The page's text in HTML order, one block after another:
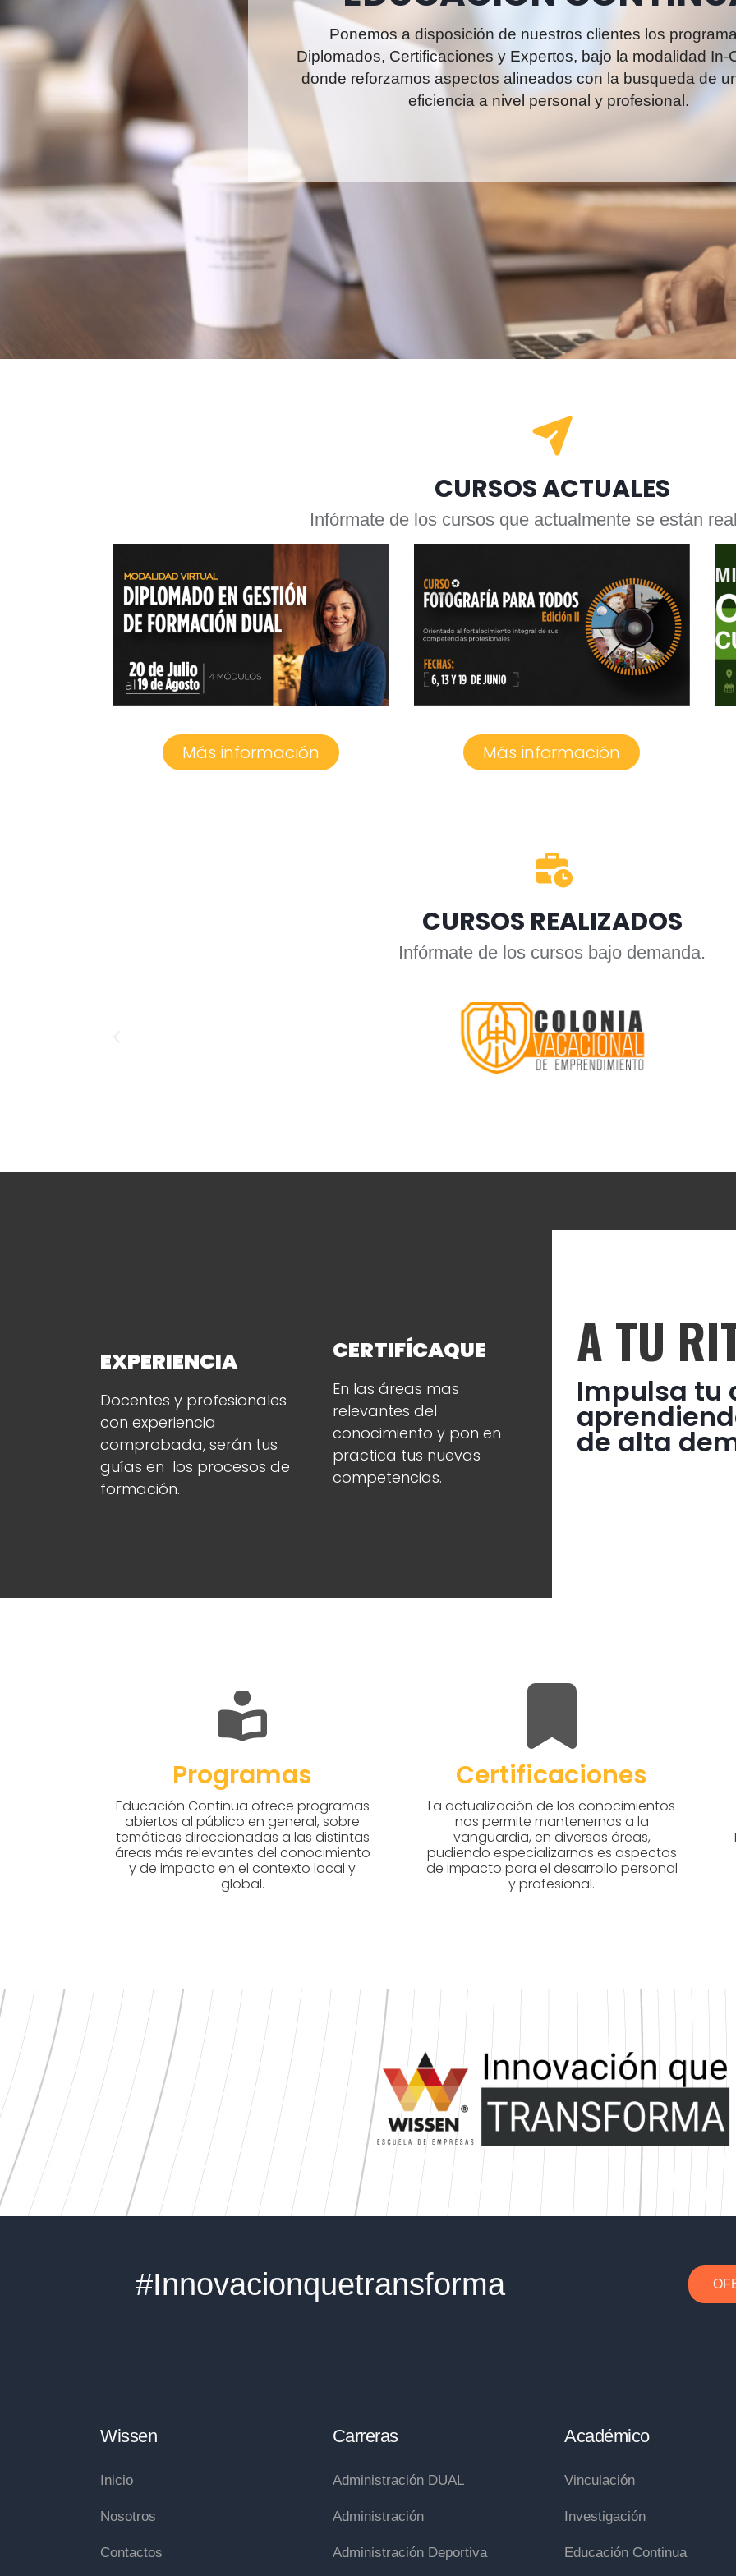
Ponemos a disposición de nuestros clientes los
Diplomados, Certificaciones y Expertos, bajo la modalidad In-
donde reforzamos aspectos alineados con la busqueda de
eficiencia a nivel personal y profesional.
CURSOS ACTUALES
Infórmate de los cursos que actualmente se están
Más información Más información
CURSOS REALIZADOS
Infórmate de los cursos bajo demanda.
EXPERIENCIA
Docentes y profesionales
con experiencia
comprobada, serán tus
guías en los procesos de
formación.
CERTIFÍCAQUE
En las áreas mas
relevantes del
conocimiento y pon en
practica tus nuevas
competencias.
A TU
Impulsa tu
de alta
Programas
Educación Continua ofrece programas
abiertos al público en general, sobre
temáticas direccionadas a las distintas
áreas más relevantes del conocimiento
y de impacto en el contexto local y
global.
Certificaciones
La actualización de los conocimientos
nos permite mantenernos a la
vanguardia, en diversas áreas,
pudiendo especializarnos es aspectos
de impacto para el desarrollo personal
y profesional.
#Innovacionquetransforma
Wissen
Inicio
Nosotros
Contactos
Carreras
Administración DUAL
Administración
Administración Deportiva
Académico
Vinculación
Investigación
Educación Continua